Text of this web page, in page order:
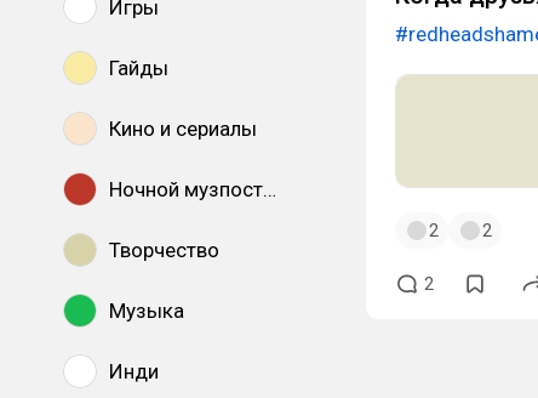
Игры
Гайды
Кино и сериалы
Ночной музпостинг
Творчество
Музыка
Инди
2 2
2